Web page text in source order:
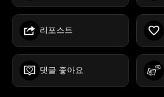
리포스트
댓글 좋아요